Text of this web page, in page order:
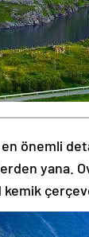
önemli
yana.